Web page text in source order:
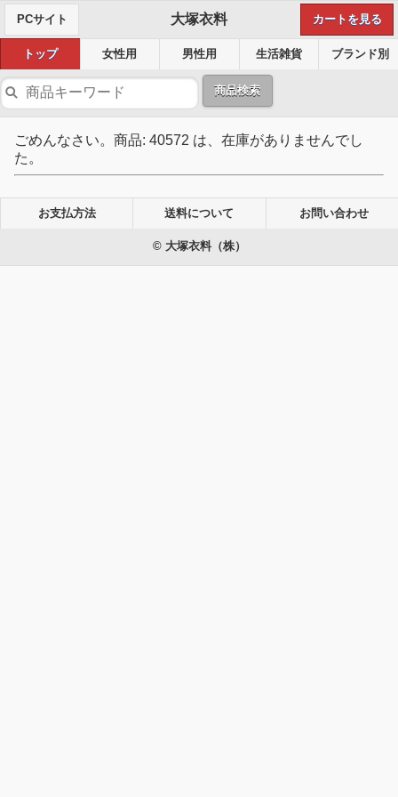
PCサイト 大塚衣料 カートを見る
トップ 女性用 男性用 生活雑貨 ブランド別
商品検索
ごめんなさい。商品: 40572 は、在庫がありませんでし
た。
お支払方法 送料について お問い合わせ
© 大塚衣料（株）